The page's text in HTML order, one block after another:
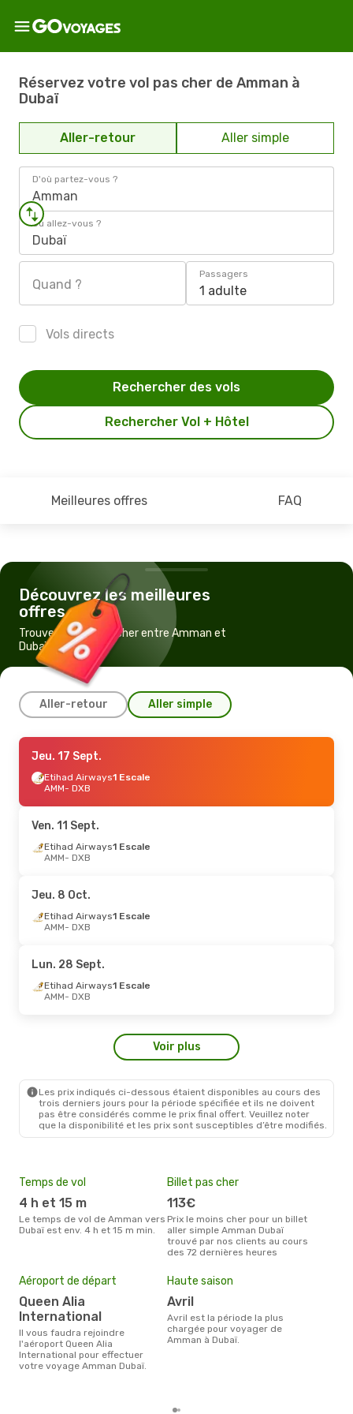
Réservez votre vol pas cher de Amman à
Dubaï
Aller-retour Aller simple
D'où partez-vous ?
Amman
Où allez-vous ?
Dubaï
Quand ?
Passagers
1 adulte
Vols directs
Rechercher Vol + Hôtel
Rechercher des vols
Meilleures offres FAQ
Découvrez les meilleures
offres
Trouvez un vol pas cher entre Amman et
Dubaï
Aller-retour Aller simple
Ven. 11 Sept.- Dim. 13 Sept.
Etihad Airways1 Escale
AMM- DXB
DXB- AMM
Ven. 23 Oct.- Dim. 25 Oct.
Air Arabia
DXB- AMM
Jeu. 17 Sept.
Etihad Airways1 Escale
AMM- DXB
Ven. 11 Sept.
Etihad Airways1 Escale
AMM- DXB
Jeu. 8 Oct.
Etihad Airways1 Escale
AMM- DXB
Lun. 28 Sept.
Etihad Airways1 Escale
AMM- DXB
Voir plus
Les prix indiqués ci-dessous étaient disponibles au cours des
trois derniers jours pour la période spécifiée et ils ne doivent
pas être considérés comme le prix final offert. Veuillez noter
que la disponibilité et les prix sont susceptibles d’être modifiés.
Temps de vol
4 h et 15 m
Le temps de vol de Amman vers
Dubaï est env. 4 h et 15 m min.
Billet pas cher
113€
Prix le moins cher pour un billet
aller simple Amman Dubaï
trouvé par nos clients au cours
des 72 dernières heures
Aéroport de départ
Queen Alia
International
Il vous faudra rejoindre
l'aéroport Queen Alia
International pour effectuer
votre voyage Amman Dubaï.
Haute saison
avril
avril est la période la plus
chargée pour voyager de
Amman à Dubaï.